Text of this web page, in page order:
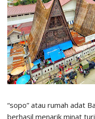
“sopo” atau rumah adat
berhasil menarik minat